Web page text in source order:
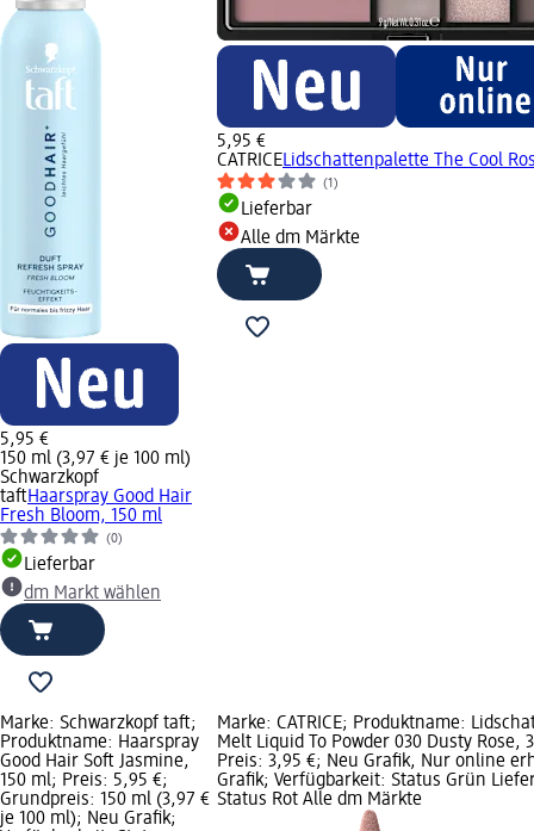
5,95 €
150 ml (3,97 € je 100 ml)
Schwarzkopf
taftHaarspray Good Hair
Fresh Bloom, 150 ml
(0)
Lieferbar
dm Markt wählen
5,95 €
CATRICELidschattenpalette The Cool
(1)
Lieferbar
Alle dm Märkte
Marke: Schwarzkopf taft;
Produktname: Haarspray
Good Hair Soft Jasmine,
150 ml; Preis: 5,95 €;
Grundpreis: 150 ml (3,97 €
je 100 ml); Neu Grafik;
Marke: CATRICE; Produktname:
Melt Liquid To Powder 030 Dusty Rose,
Preis: 3,95 €; Neu Grafik, Nur online
Grafik; Verfügbarkeit: Status Grün
Status Rot Alle dm Märkte